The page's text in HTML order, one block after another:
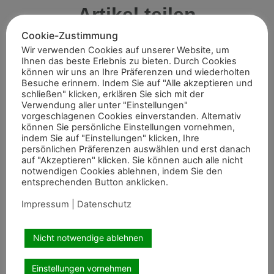
Artikel teilen
Empfohlene Artikel
Marschall Vorwärts Aldekerk
Reitervereins Aldekerk im Vorfeld auf die Nennungszahlen
Cookie-Zustimmung
Wir verwenden Cookies auf unserer Website, um
Ihnen das beste Erlebnis zu bieten. Durch Cookies
können wir uns an Ihre Präferenzen und wiederholten
Besuche erinnern. Indem Sie auf "Alle akzeptieren und
schließen" klicken, erklären Sie sich mit der
Verwendung aller unter "Einstellungen"
vorgeschlagenen Cookies einverstanden. Alternativ
können Sie persönliche Einstellungen vornehmen,
indem Sie auf "Einstellungen" klicken, Ihre
persönlichen Präferenzen auswählen und erst danach
auf "Akzeptieren" klicken. Sie können auch alle nicht
notwendigen Cookies ablehnen, indem Sie den
entsprechenden Button anklicken.
Impressum
Datenschutz
Nicht notwendige ablehnen
Einstellungen vornehmen